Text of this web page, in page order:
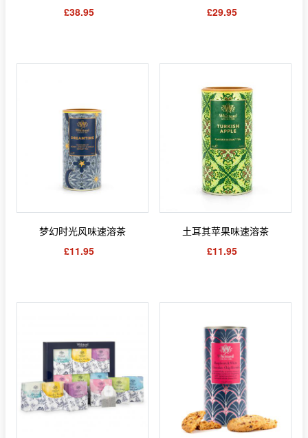
£38.95
£29.95
梦幻时光风味速溶茶
£11.95
土耳其苹果味速溶茶
£11.95